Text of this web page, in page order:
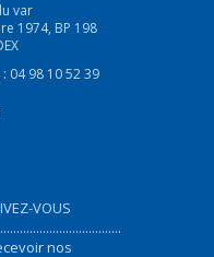
var
1974, BP 198
04 98 10 52 39
VOUS
nos